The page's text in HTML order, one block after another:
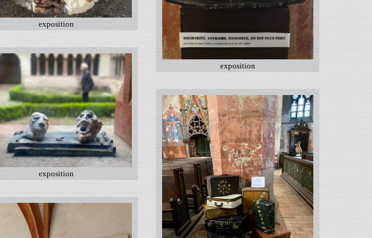
exposition
exposition
exposition